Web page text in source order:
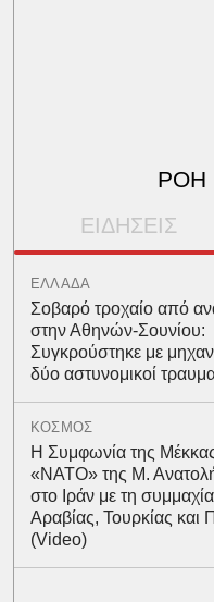
ΡΟΗ
ΕΙΔΗΣΕΙΣ
ΕΛΛΑΔΑ
Σοβαρό τροχαίο από
στην Αθηνών-Σουνίου:
Συγκρούστηκε με
δύο αστυνομικοί
ΚΟΣΜΟΣ
Η Συμφωνία της
«ΝΑΤΟ» της Μ.
στο Ιράν με τη
Αραβίας, Τουρκίας και
(Video)